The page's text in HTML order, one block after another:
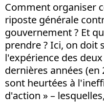
Comment organiser
riposte générale
gouvernement ? Et
prendre ? Ici, on doit
l'expérience des
dernières années (en
sont heurtées à
d'action » –